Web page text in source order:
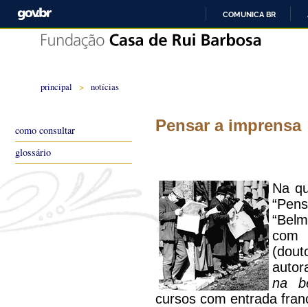
COMUNICA BR
principal > notícias
Pensar a imprensa
Na
com
na
cursos com entrada
como consultar
glossário